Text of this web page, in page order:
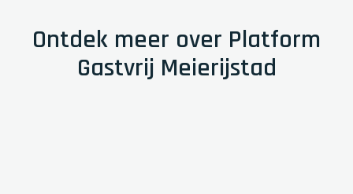
Ontdek meer over Platform
Gastvrij Meierijstad